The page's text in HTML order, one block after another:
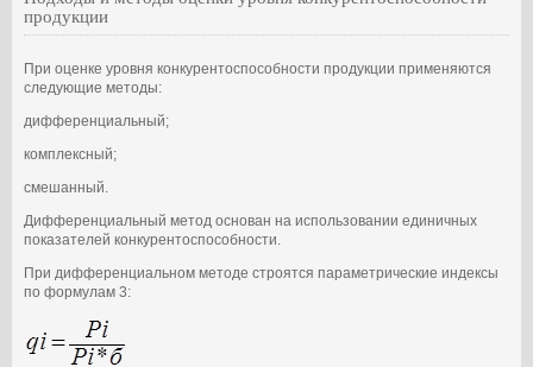
продукции
При оценке уровня конкурентоспособности продукции применяются
следующие методы:
дифференциальный;
комплексный;
смешанный.
Дифференциальный метод основан на использовании единичных
показателей конкурентоспособности.
При дифференциальном методе строятся параметрические индексы
по формулам 3: